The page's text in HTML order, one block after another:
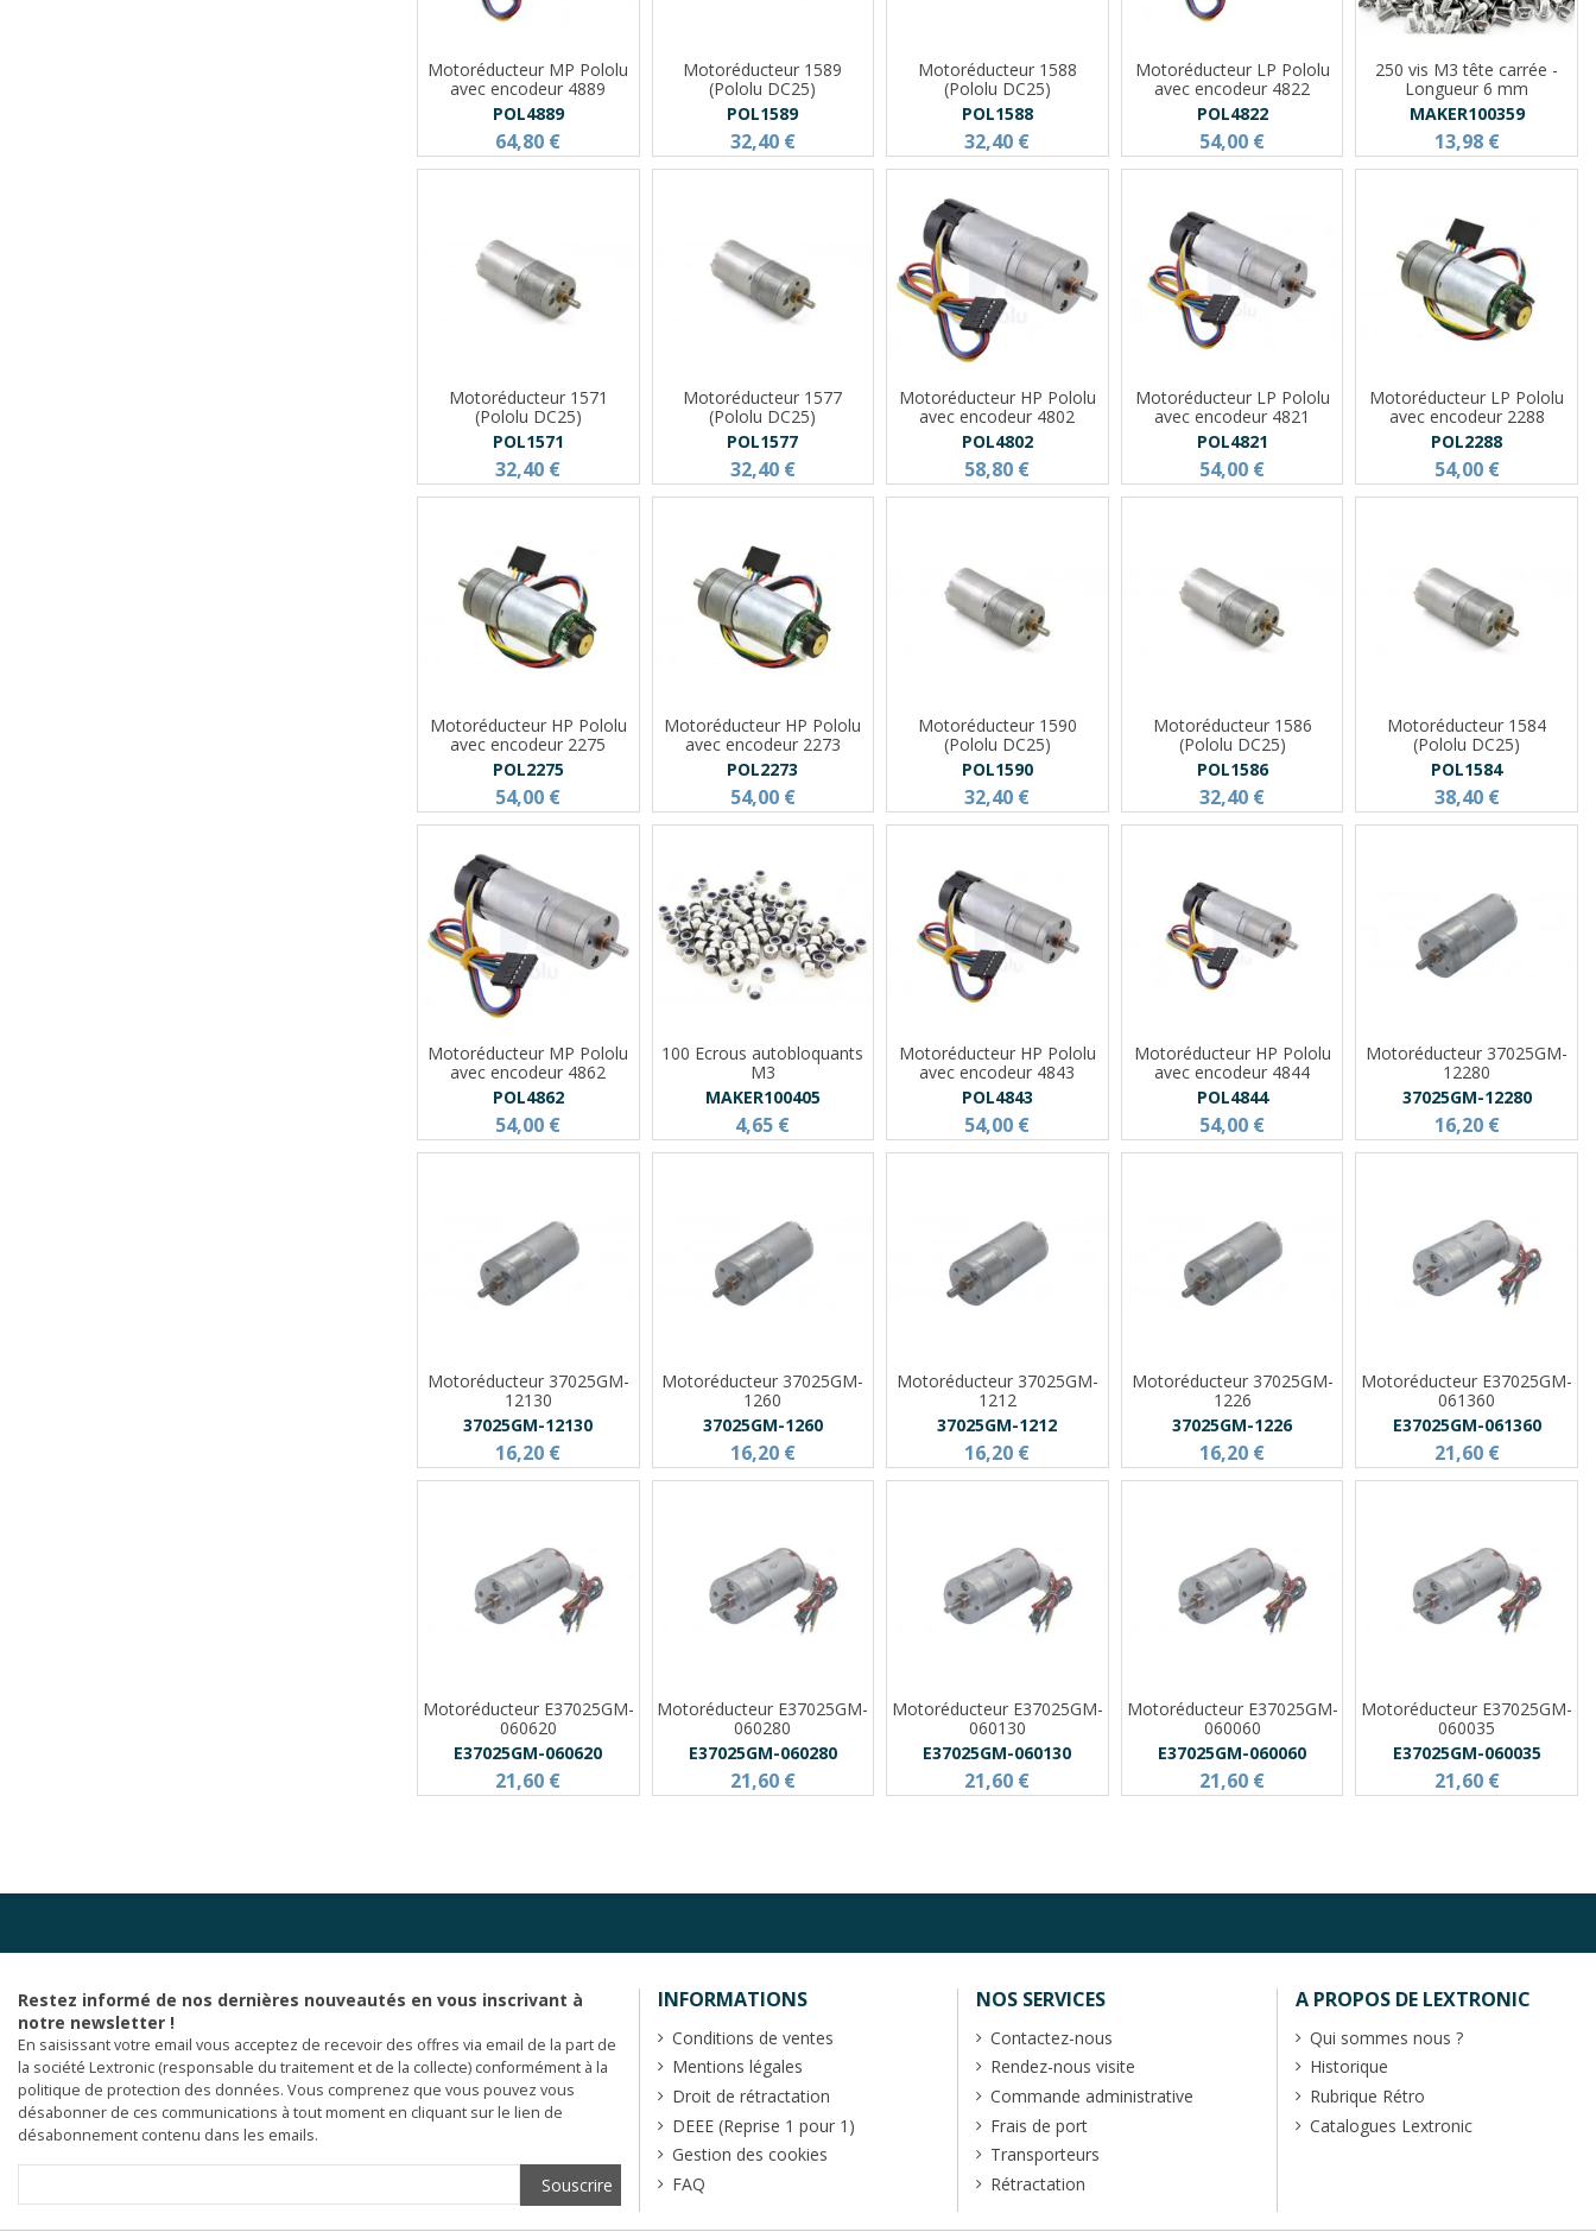
Motoréducteur MP Pololu
avec encodeur 4889
POL4889
64,80 €
Motoréducteur 1589
(Pololu DC25)
POL1589
32,40 €
Motoréducteur 1588
(Pololu DC25)
POL1588
32,40 €
Motoréducteur LP Pololu
avec encodeur 4822
POL4822
54,00 €
250 vis M3 tête carrée -
Longueur 6 mm
MAKER100359
13,98 €
Motoréducteur 1571
(Pololu DC25)
POL1571
32,40 €
Motoréducteur 1577
(Pololu DC25)
POL1577
32,40 €
Motoréducteur HP Pololu
avec encodeur 4802
POL4802
58,80 €
Motoréducteur LP Pololu
avec encodeur 4821
POL4821
54,00 €
Motoréducteur LP Pololu
avec encodeur 2288
POL2288
54,00 €
Motoréducteur HP Pololu
avec encodeur 2275
POL2275
54,00 €
Motoréducteur HP Pololu
avec encodeur 2273
POL2273
54,00 €
Motoréducteur 1590
(Pololu DC25)
POL1590
32,40 €
Motoréducteur 1586
(Pololu DC25)
POL1586
32,40 €
Motoréducteur 1584
(Pololu DC25)
POL1584
38,40 €
Motoréducteur MP Pololu
avec encodeur 4862
POL4862
54,00 €
100 Ecrous autobloquants
M3
MAKER100405
4,65 €
Motoréducteur HP Pololu
avec encodeur 4843
POL4843
54,00 €
Motoréducteur HP Pololu
avec encodeur 4844
POL4844
54,00 €
Motoréducteur 37025GM-
12280
37025GM-12280
16,20 €
Motoréducteur 37025GM-
12130
37025GM-12130
16,20 €
Motoréducteur 37025GM-
1260
37025GM-1260
16,20 €
Motoréducteur 37025GM-
1212
37025GM-1212
16,20 €
Motoréducteur 37025GM-
1226
37025GM-1226
16,20 €
Motoréducteur E37025GM-
061360
E37025GM-061360
21,60 €
Motoréducteur E37025GM-
060620
E37025GM-060620
21,60 €
Motoréducteur E37025GM-
060280
E37025GM-060280
21,60 €
Motoréducteur E37025GM-
060130
E37025GM-060130
21,60 €
Motoréducteur E37025GM-
060060
E37025GM-060060
21,60 €
Motoréducteur E37025GM-
060035
E37025GM-060035
21,60 €
Restez informé de nos dernières nouveautés en vous inscrivant à
notre newsletter !
En saisissant votre email vous acceptez de recevoir des offres via email de la part de
la société Lextronic (responsable du traitement et de la collecte) conformément à la
politique de protection des données. Vous comprenez que vous pouvez vous
désabonner de ces communications à tout moment en cliquant sur le lien de
désabonnement contenu dans les emails.
INFORMATIONS
Conditions de ventes
Mentions légales
Droit de rétractation
DEEE (Reprise 1 pour 1)
Gestion des cookies
FAQ
NOS SERVICES
Contactez-nous
Rendez-nous visite
Commande administrative
Frais de port
Transporteurs
Rétractation
A PROPOS DE LEXTRONIC
Qui sommes nous ?
Historique
Rubrique Rétro
Catalogues Lextronic